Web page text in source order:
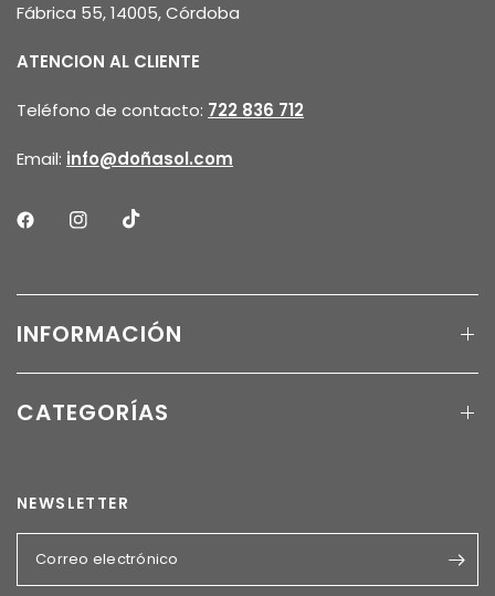
Fábrica 55, 14005, Córdoba
ATENCION AL CLIENTE
Teléfono de contacto: 722 836 712
Email: info@doñasol.com
INFORMACIÓN
CATEGORÍAS
NEWSLETTER
Correo electrónico